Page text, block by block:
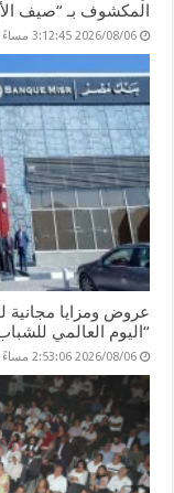
المكشوف بـ “صيف الأوبرا
2026/08/06 3:12:45 مساءً
عروض ومزايا مجانية
“اليوم العالمي
2026/08/06 2:53:06 مساءً